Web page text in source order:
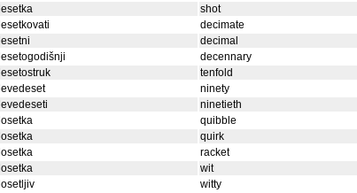
shot
decimate
decimal
decennary
tenfold
ninety
ninetieth
quibble
quirk
racket
wit
witty